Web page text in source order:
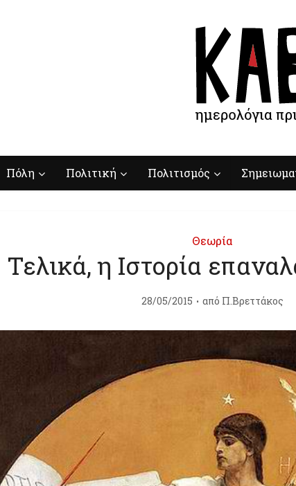
Πόλη Πολιτική Πολιτισμός
Θεωρία
Τελικά, η Ιστορία
28/05/2015 από Π.Βρεττάκος